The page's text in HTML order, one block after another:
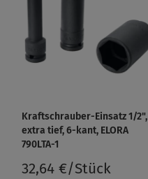
Kraftschrauber-Einsatz 1/2",
extra tief, 6-kant, ELORA
790LTA-1
32,64 €/Stück